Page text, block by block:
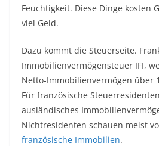
Feuchtigkeit. Diese Dinge kosten
viel Geld.
Dazu kommt die Steuerseite.
Immobilienvermögensteuer IFI,
Netto-Immobilienvermögen über
Für französische
ausländisches
Nichtresidenten schauen meist
französische Immobilien.